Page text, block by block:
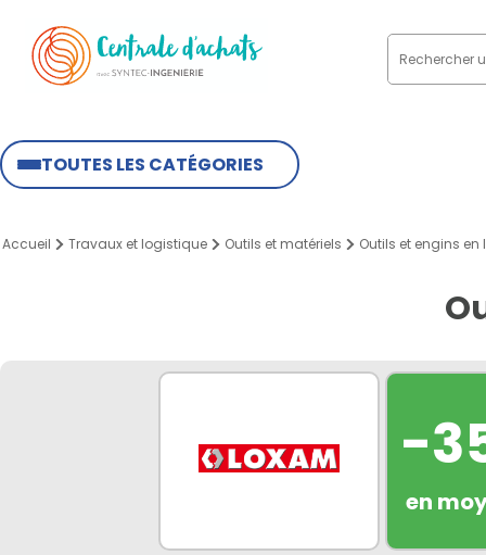
TOUTES LES CATÉGORIES
Accueil Travaux et logistique Outils et matériels Outils et engins
-
en